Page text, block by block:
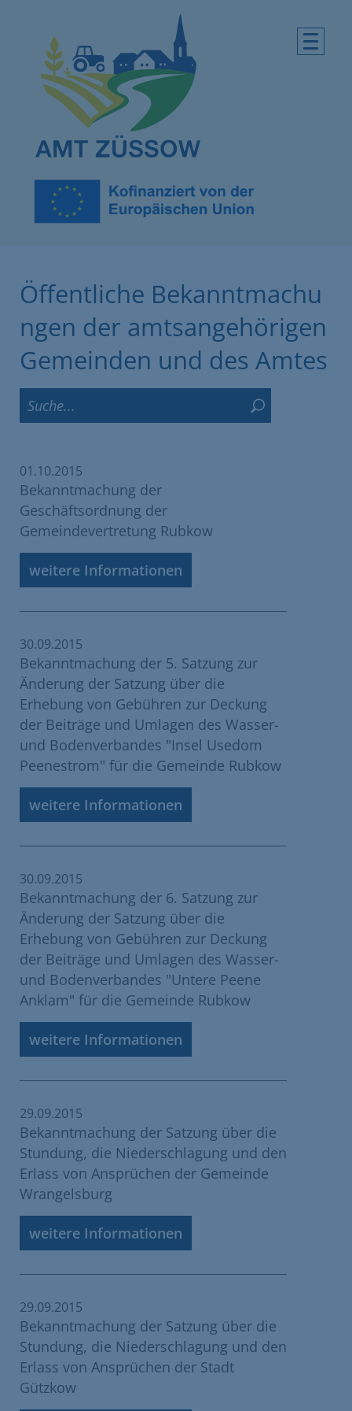
Öffentliche Bekanntmachu
ngen der amtsangehörigen
Gemeinden und des Amtes
01.10.2015
Bekanntmachung der
Geschäftsordnung der
Gemeindevertretung Rubkow
weitere Informationen
30.09.2015
Bekanntmachung der 5. Satzung zur
Änderung der Satzung über die
Erhebung von Gebühren zur Deckung
der Beiträge und Umlagen des Wasser-
und Bodenverbandes "Insel Usedom
Peenestrom" für die Gemeinde Rubkow
weitere Informationen
30.09.2015
Bekanntmachung der 6. Satzung zur
Änderung der Satzung über die
Erhebung von Gebühren zur Deckung
der Beiträge und Umlagen des Wasser-
und Bodenverbandes "Untere Peene
Anklam" für die Gemeinde Rubkow
weitere Informationen
29.09.2015
Bekanntmachung der Satzung über die
Stundung, die Niederschlagung und den
Erlass von Ansprüchen der Gemeinde
Wrangelsburg
weitere Informationen
29.09.2015
Bekanntmachung der Satzung über die
Stundung, die Niederschlagung und den
Erlass von Ansprüchen der Stadt
Gützkow